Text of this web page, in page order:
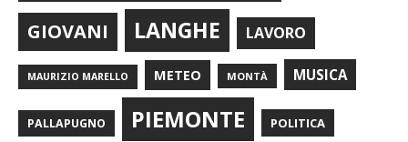
GIOVANI LANGHE LAVORO
MAURIZIO MARELLO METEO MONTÀ MUSICA
PALLAPUGNO PIEMONTE POLITICA